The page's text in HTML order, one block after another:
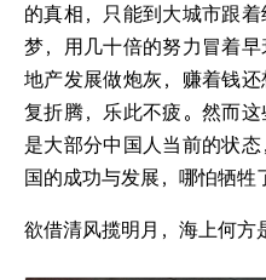
的真相，只能到大城市跟
梦，用几十倍的努力冒着
地产发展做炮灰，赚着钱
复折腾，乐此不疲。然而
是大部分中国人当前的状
国的成功与发展，哪怕牺牲
欲借清风揽明月，海上何方